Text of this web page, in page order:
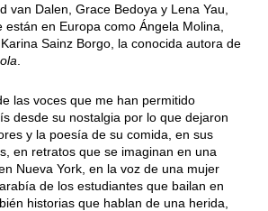
van Dalen, Grace Bedoya y Lena Yau,
están en Europa como Ángela Molina,
Sainz Borgo, la conocida autora de
las voces que me han permitido
desde su nostalgia por lo que dejaron
y la poesía de su comida, en sus
en retratos que se imaginan en una
Nueva York, en la voz de una mujer
de los estudiantes que bailan en
historias que hablan de una herida,